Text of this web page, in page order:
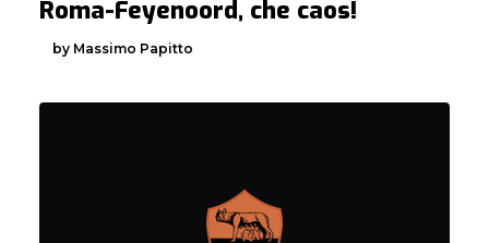
Roma-Feyenoord, che caos!
by Massimo Papitto